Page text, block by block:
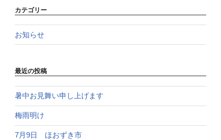
カテゴリー
お知らせ
最近の投稿
暑中お見舞い申し上げます
梅雨明け
7月9日 ほおずき市